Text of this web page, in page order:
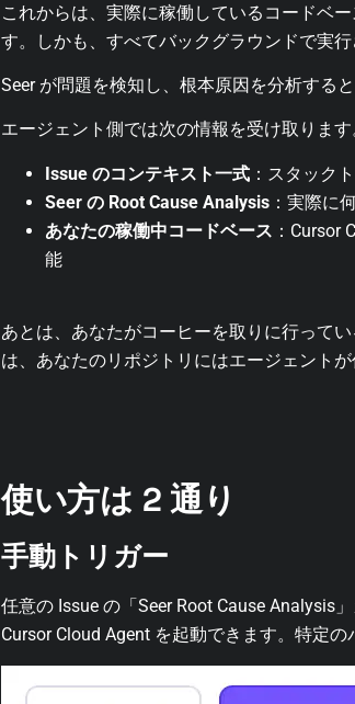
これからは、実際に稼働しているコードベ
す。しかも、すべてバックグラウンドで実行
Seer が問題を検知し、根本原因を分析する
エージェント側では次の情報を受け取ります
Issue のコンテキスト一式 ：スタック
Seer の Root Cause Analysis ：実際に
あなたの稼働中コードベース ：Cursor
能
あとは、あなたがコーヒーを取りに行って
は、あなたのリポジトリにはエージェント
使い方は 2 通り
手動トリガー
任意の Issue の「Seer Root Cause Analysis」
Cursor Cloud Agent を起動できます。特定